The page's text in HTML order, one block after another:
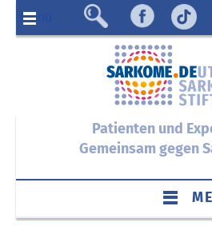
Menü
Patienten und
Gemeinsam gegen